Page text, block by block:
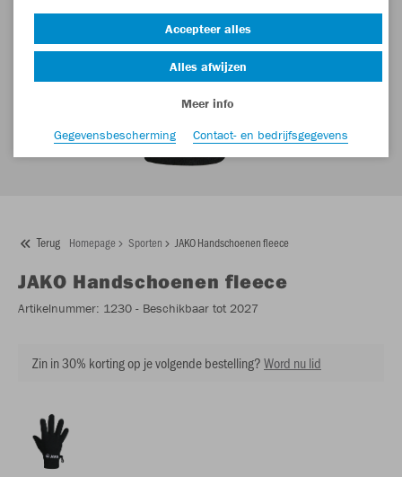
Terug Homepage Sporten JAKO Handschoenen fleece
JAKO Handschoenen fleece
Artikelnummer: 1230 - Beschikbaar tot 2027
Zin in 30% korting op je volgende bestelling?Word nu lid
Accepteer alles
Alles afwijzen
Meer info
Gegevensbescherming
Contact- en bedrijfsgegevens